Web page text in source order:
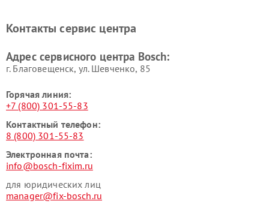
Ремонт сушильных автоматовРемонт морозильных камер
Контакты сервис центра
Адрес сервисного центра Bosch:
г. Благовещенск, ул. Шевченко, 85
Горячая линия:
+7 (800) 301-55-83
Контактный телефон:
8 (800) 301-55-83
Электронная почта:
info@bosch-fixim.ru
для юридических лиц
manager@fix-bosch.ru